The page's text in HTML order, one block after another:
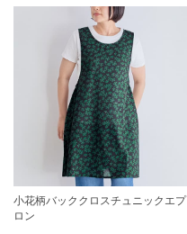
小花柄バッククロスチュニックエプ
ロン